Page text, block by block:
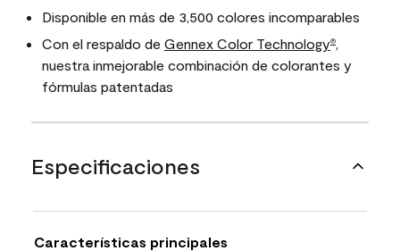
Disponible en más de 3,500 colores incomparables
Con el respaldo de Gennex Color Technology®,
nuestra inmejorable combinación de colorantes y
fórmulas patentadas
Especificaciones
Características principales